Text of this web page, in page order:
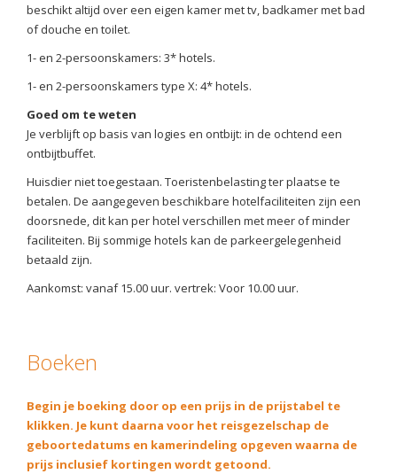
beschikt altijd over een eigen kamer met tv, badkamer met bad
of douche en toilet.
1- en 2-persoonskamers: 3* hotels.
1- en 2-persoonskamers type X: 4* hotels.
Goed om te weten
Je verblijft op basis van logies en ontbijt: in de ochtend een
ontbijtbuffet.
Huisdier niet toegestaan. Toeristenbelasting ter plaatse te
betalen. De aangegeven beschikbare hotelfaciliteiten zijn een
doorsnede, dit kan per hotel verschillen met meer of minder
faciliteiten. Bij sommige hotels kan de parkeergelegenheid
betaald zijn.
Aankomst: vanaf 15.00 uur. vertrek: Voor 10.00 uur.
Boeken
Begin je boeking door op een prijs in de prijstabel te
klikken. Je kunt daarna voor het reisgezelschap de
geboortedatums en kamerindeling opgeven waarna de
prijs inclusief kortingen wordt getoond.